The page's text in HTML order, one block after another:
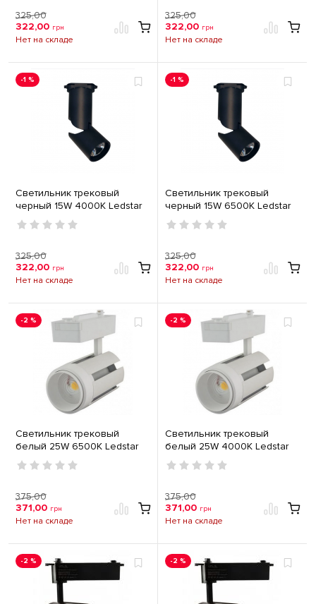
325,00
322,00 грн
Нет на складе
325,00
322,00 грн
Нет на складе
-1 %
Светильник трековый
черный 15W 4000K Ledstar
102985
325,00
322,00 грн
Нет на складе
-1 %
Светильник трековый
черный 15W 6500K Ledstar
102984
325,00
322,00 грн
Нет на складе
-2 %
Светильник трековый
белый 25W 6500K Ledstar
103017
375,00
371,00 грн
Нет на складе
-2 %
Светильник трековый
белый 25W 4000K Ledstar
103018
375,00
371,00 грн
Нет на складе
-2 % -2 %